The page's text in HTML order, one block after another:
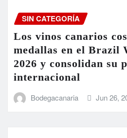
SIN CATEGORÍA
Los vinos canarios
medallas en el Brazil
2026 y consolidan su
internacional
Bodegacanaria Jun 26,